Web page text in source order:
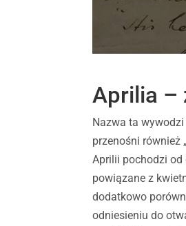
Aprilia –
Nazwa ta wywodzi
przenośni również
Aprilii pochodzi od
powiązane z
dodatkowo
odniesieniu do